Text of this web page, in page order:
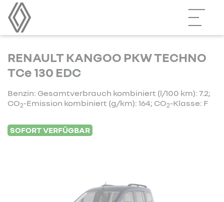
RENAULT KANGOO PKW TECHNO
TCe 130 EDC
Benzin: Gesamtverbrauch kombiniert (l/100 km): 7.2;
CO2-Emission kombiniert (g/km): 164; CO2-Klasse: F
SOFORT VERFÜGBAR